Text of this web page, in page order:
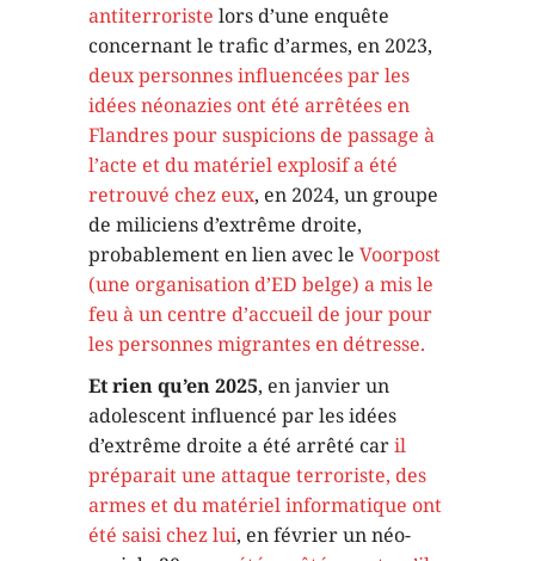
antiterroriste lors d’une enquête
concernant le trafic d’armes, en 2023,
deux personnes influencées par les
idées néonazies ont été arrêtées en
Flandres pour suspicions de passage à
l’acte et du matériel explosif a été
retrouvé chez eux, en 2024, un groupe
de miliciens d’extrême droite,
probablement en lien avec le Voorpost
(une organisation d’ED belge) a mis le
feu à un centre d’accueil de jour pour
les personnes migrantes en détresse.
Et rien qu’en 2025, en janvier un
adolescent influencé par les idées
d’extrême droite a été arrêté caril
préparait une attaque terroriste, des
armes et du matériel informatique ont
été saisi chez lui, en février un néo-